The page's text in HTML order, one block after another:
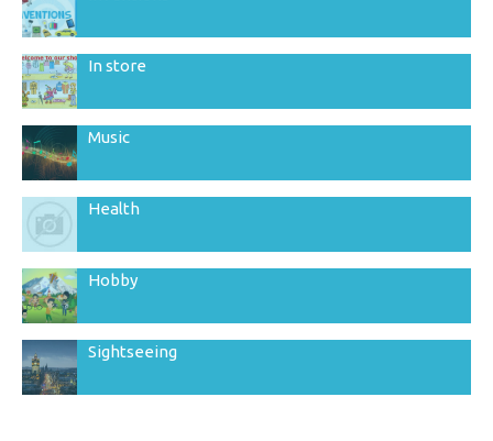
In store
Music
Health
Hobby
Sightseeing